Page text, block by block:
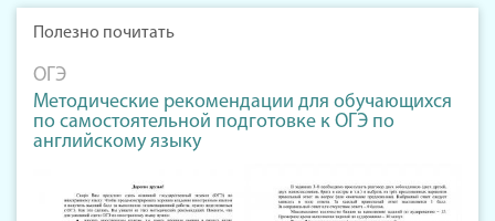
Полезно почитать
ОГЭ
Методические рекомендации для обучающихся
по самостоятельной подготовке к ОГЭ по
английскому языку